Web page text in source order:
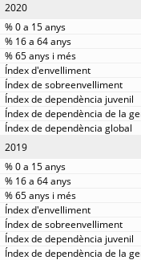
2020
2019